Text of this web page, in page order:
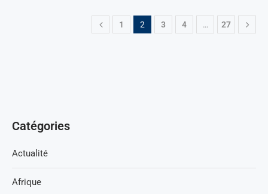
1 2 3 4 … 27
Catégories
Actualité
Afrique